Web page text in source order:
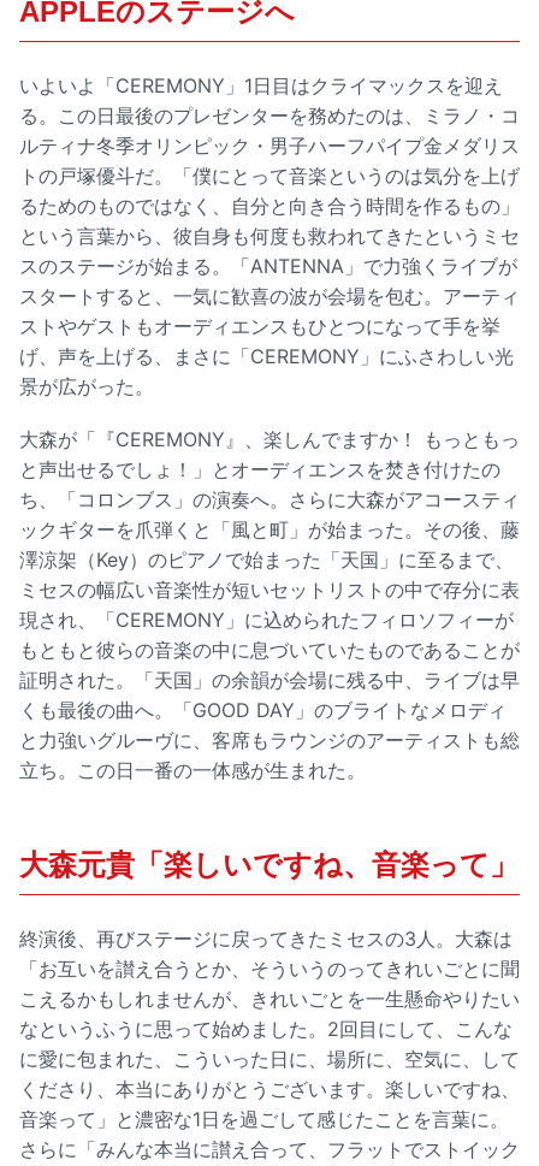
APPLEのステージへ
いよいよ「CEREMONY」1日目はクライマックスを迎え
る。この日最後のプレゼンターを務めたのは、ミラノ・コ
ルティナ冬季オリンピック・男子ハーフパイプ金メダリス
トの戸塚優斗だ。「僕にとって音楽というのは気分を上げ
るためのものではなく、自分と向き合う時間を作るもの」
という言葉から、彼自身も何度も救われてきたというミセ
スのステージが始まる。「ANTENNA」で力強くライブが
スタートすると、一気に歓喜の波が会場を包む。アーティ
ストやゲストもオーディエンスもひとつになって手を挙
げ、声を上げる、まさに「CEREMONY」にふさわしい光
景が広がった。
大森が「『CEREMONY』、楽しんでますか！ もっともっ
と声出せるでしょ！」とオーディエンスを焚き付けたの
ち、「コロンブス」の演奏へ。さらに大森がアコースティ
ックギターを爪弾くと「風と町」が始まった。その後、藤
澤涼架（Key）のピアノで始まった「天国」に至るまで、
ミセスの幅広い音楽性が短いセットリストの中で存分に表
現され、「CEREMONY」に込められたフィロソフィーが
もともと彼らの音楽の中に息づいていたものであることが
証明された。「天国」の余韻が会場に残る中、ライブは早
くも最後の曲へ。「GOOD DAY」のブライトなメロディ
と力強いグルーヴに、客席もラウンジのアーティストも総
立ち。この日一番の一体感が生まれた。
大森元貴「楽しいですね、音楽って」
終演後、再びステージに戻ってきたミセスの3人。大森は
「お互いを讃え合うとか、そういうのってきれいごとに聞
こえるかもしれませんが、きれいごとを一生懸命やりたい
なというふうに思って始めました。2回目にして、こんな
に愛に包まれた、こういった日に、場所に、空気に、して
くださり、本当にありがとうございます。楽しいですね、
音楽って」と濃密な1日を過ごして感じたことを言葉に。
さらに「みんな本当に讃え合って、フラットでストイック